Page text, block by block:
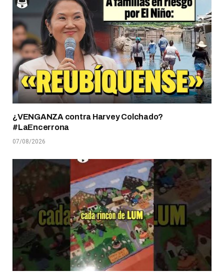
¿VENGANZA contra Harvey Colchado?
#LaEncerrona
07/08/2026